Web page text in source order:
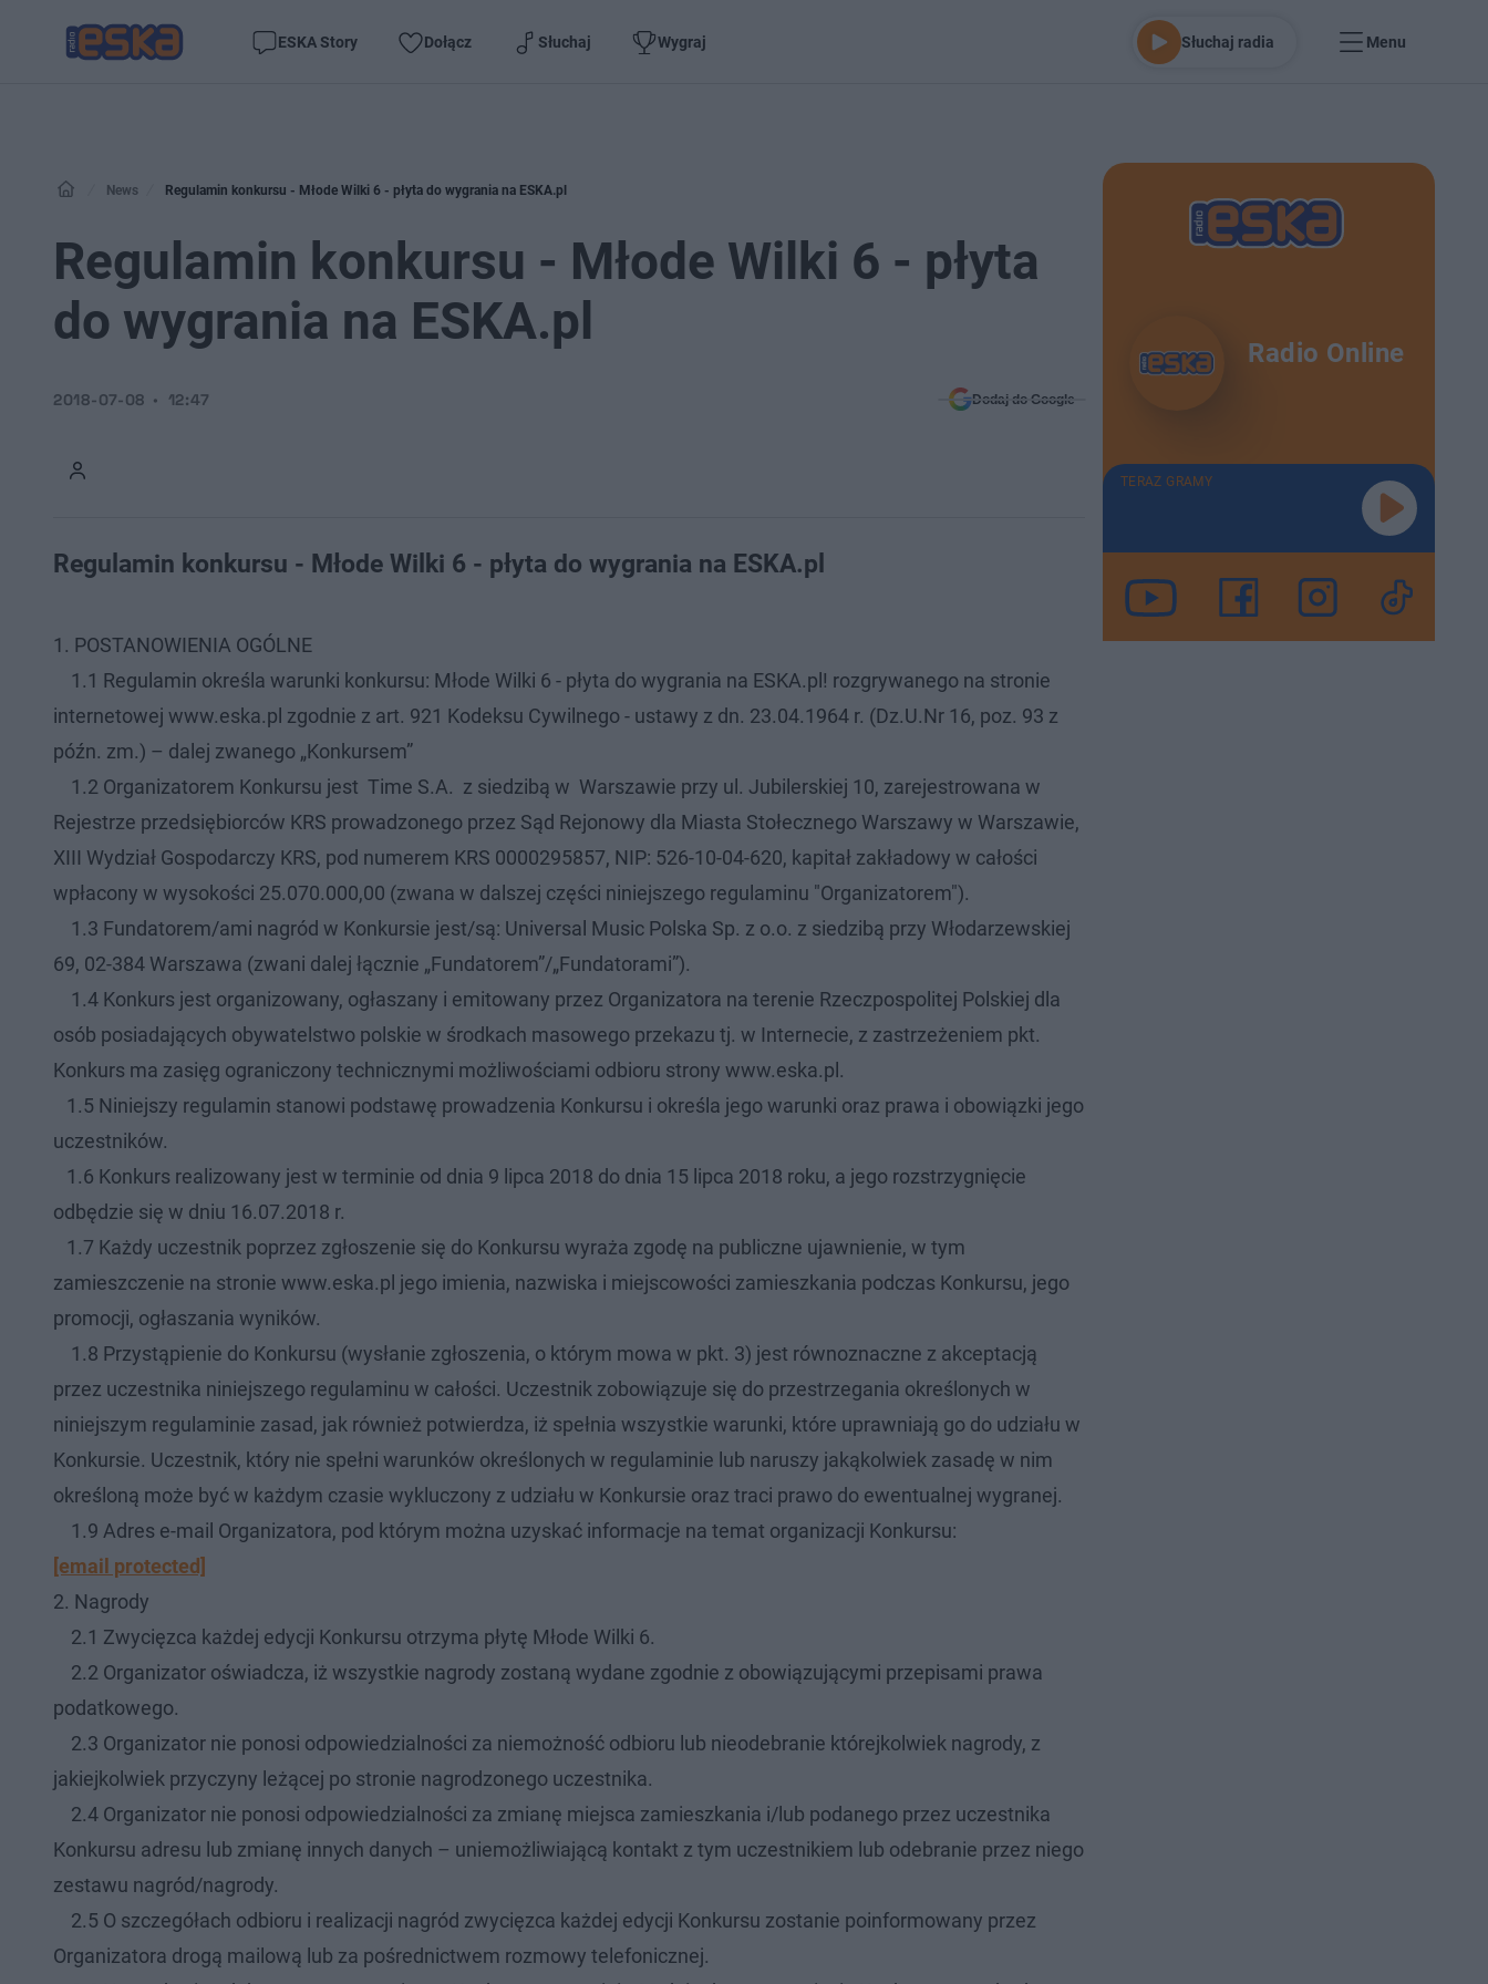
ESKA Story Dołącz Słuchaj Wygraj Słuchaj radia Menu
News Regulamin konkursu - Młode Wilki 6 - płyta do wygrania na ESKA.pl
Regulamin konkursu - Młode Wilki 6 - płyta
do wygrania na ESKA.pl
2018-07-08 12:47 Dodaj do Google
Regulamin konkursu - Młode Wilki 6 - płyta do wygrania na ESKA.pl
1. POSTANOWIENIA OGÓLNE
1.1 Regulamin określa warunki konkursu: Młode Wilki 6 - płyta do wygrania na ESKA.pl! rozgrywanego na stronie
internetowej www.eska.pl zgodnie z art. 921 Kodeksu Cywilnego - ustawy z dn. 23.04.1964 r. (Dz.U.Nr 16, poz. 93 z
późn. zm.) – dalej zwanego „Konkursem”
1.2 Organizatorem Konkursu jest Time S.A. z siedzibą w Warszawie przy ul. Jubilerskiej 10, zarejestrowana w
Rejestrze przedsiębiorców KRS prowadzonego przez Sąd Rejonowy dla Miasta Stołecznego Warszawy w Warszawie,
XIII Wydział Gospodarczy KRS, pod numerem KRS 0000295857, NIP: 526-10-04-620, kapitał zakładowy w całości
wpłacony w wysokości 25.070.000,00 (zwana w dalszej części niniejszego regulaminu "Organizatorem").
1.3 Fundatorem/ami nagród w Konkursie jest/są: Universal Music Polska Sp. z o.o. z siedzibą przy Włodarzewskiej
69, 02-384 Warszawa (zwani dalej łącznie „Fundatorem”/„Fundatorami”).
1.4 Konkurs jest organizowany, ogłaszany i emitowany przez Organizatora na terenie Rzeczpospolitej Polskiej dla
osób posiadających obywatelstwo polskie w środkach masowego przekazu tj. w Internecie, z zastrzeżeniem pkt.
Konkurs ma zasięg ograniczony technicznymi możliwościami odbioru strony www.eska.pl.
1.5 Niniejszy regulamin stanowi podstawę prowadzenia Konkursu i określa jego warunki oraz prawa i obowiązki jego
uczestników.
1.6 Konkurs realizowany jest w terminie od dnia 9 lipca 2018 do dnia 15 lipca 2018 roku, a jego rozstrzygnięcie
odbędzie się w dniu 16.07.2018 r.
1.7 Każdy uczestnik poprzez zgłoszenie się do Konkursu wyraża zgodę na publiczne ujawnienie, w tym
zamieszczenie na stronie www.eska.pl jego imienia, nazwiska i miejscowości zamieszkania podczas Konkursu, jego
promocji, ogłaszania wyników.
1.8 Przystąpienie do Konkursu (wysłanie zgłoszenia, o którym mowa w pkt. 3) jest równoznaczne z akceptacją
przez uczestnika niniejszego regulaminu w całości. Uczestnik zobowiązuje się do przestrzegania określonych w
niniejszym regulaminie zasad, jak również potwierdza, iż spełnia wszystkie warunki, które uprawniają go do udziału w
Konkursie. Uczestnik, który nie spełni warunków określonych w regulaminie lub naruszy jakąkolwiek zasadę w nim
określoną może być w każdym czasie wykluczony z udziału w Konkursie oraz traci prawo do ewentualnej wygranej.
1.9 Adres e-mail Organizatora, pod którym można uzyskać informacje na temat organizacji Konkursu:
[email protected]
2. Nagrody
2.1 Zwycięzca każdej edycji Konkursu otrzyma płytę Młode Wilki 6.
2.2 Organizator oświadcza, iż wszystkie nagrody zostaną wydane zgodnie z obowiązującymi przepisami prawa
podatkowego.
2.3 Organizator nie ponosi odpowiedzialności za niemożność odbioru lub nieodebranie którejkolwiek nagrody, z
jakiejkolwiek przyczyny leżącej po stronie nagrodzonego uczestnika.
2.4 Organizator nie ponosi odpowiedzialności za zmianę miejsca zamieszkania i/lub podanego przez uczestnika
Konkursu adresu lub zmianę innych danych – uniemożliwiającą kontakt z tym uczestnikiem lub odebranie przez niego
zestawu nagród/nagrody.
2.5 O szczegółach odbioru i realizacji nagród zwycięzca każdej edycji Konkursu zostanie poinformowany przez
Organizatora drogą mailową lub za pośrednictwem rozmowy telefonicznej.
Radio Online
TERAZ GRAMY